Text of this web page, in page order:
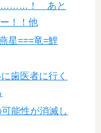
………！ あと
！！他
星===竜=鯉
歯医者に行く
能性が消滅し